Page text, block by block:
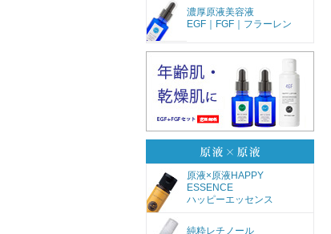
濃厚原液美容液
EGF｜FGF｜フラーレン
原液×原液HAPPY
ESSENCE
ハッピーエッセンス
純粋レチノール